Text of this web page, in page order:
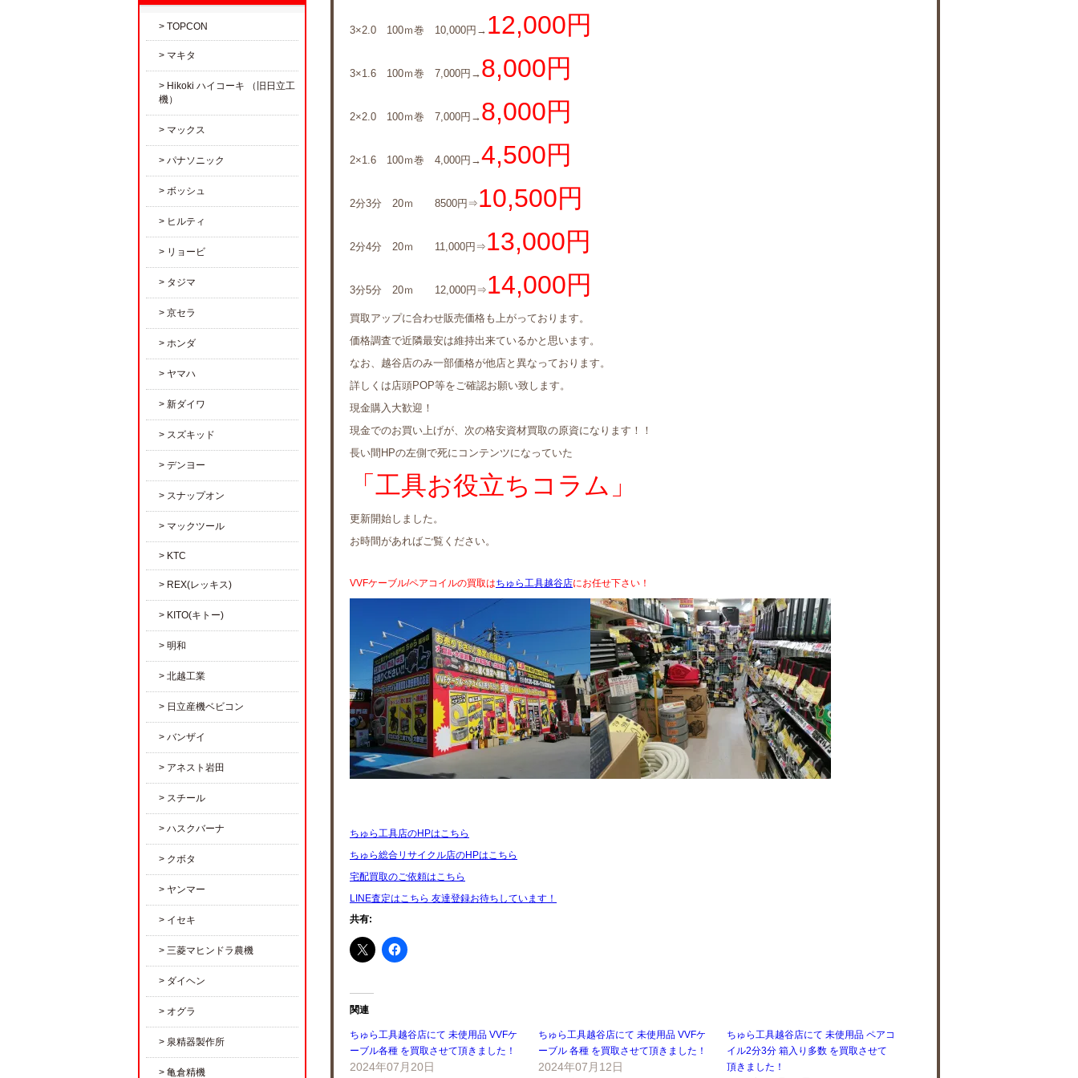
3×2.0 100ｍ巻 10,000円→ 12,000円
3×1.6 100ｍ巻 7,000円→ 8,000円
2×2.0 100ｍ巻 7,000円→ 8,000円
2×1.6 100ｍ巻 4,000円→4,500円
2分3分 20ｍ 8500円⇒ 10,500円
2分4分 20ｍ 11,000円⇒ 13,000円
3分5分 20ｍ 12,000円⇒ 14,000円
買取アップに合わせ販売価格も上がっております。
価格調査で近隣最安は維持出来ているかと思います。
なお、越谷店のみ一部価格が他店と異なっております。
詳しくは店頭POP等をご確認お願い致します。
現金購入大歓迎！
現金でのお買い上げが、次の格安資材買取の原資になります！！
長い間HPの左側で死にコンテンツになっていた
「工具お役立ちコラム」
更新開始しました。
お時間があればご覧ください。
VVFケーブル/ペアコイルの買取はちゅら工具越谷店にお任せ下さい！
ちゅら工具店のHPはこちら
ちゅら総合リサイクル店のHPはこちら
宅配買取のご依頼はこちら
LINE査定はこちら 友達登録お待ちしています！
共有:
関連
ちゅら工具越谷店にて 未使用品 VVFケ
ーブル各種 を買取させて頂きました！
2024年07月20日
ちゅら工具越谷店にて 未使用品 VVFケ
ーブル 各種 を買取させて頂きました！
2024年07月12日
ちゅら工具越谷店にて 未使用品 ペアコ
イル2分3分 箱入り多数 を買取させて
頂きました！
TOPCON
マキタ
Hikoki ハイコーキ （旧日立工
機）
マックス
パナソニック
ボッシュ
ヒルティ
リョービ
タジマ
京セラ
ホンダ
ヤマハ
新ダイワ
スズキッド
デンヨー
スナップオン
マックツール
KTC
REX(レッキス)
KITO(キトー)
明和
北越工業
日立産機ベビコン
バンザイ
アネスト岩田
スチール
ハスクバーナ
クボタ
ヤンマー
イセキ
三菱マヒンドラ農機
ダイヘン
オグラ
泉精器製作所
亀倉精機